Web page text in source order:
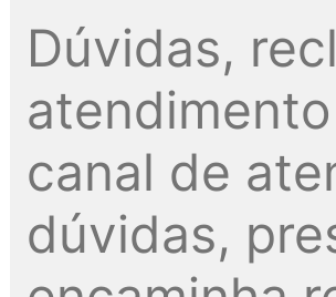
Dúvidas,
canal de
dúvidas,